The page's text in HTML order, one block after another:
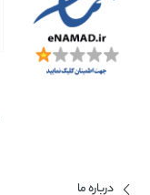
درباره ما